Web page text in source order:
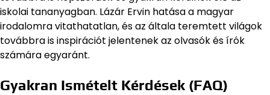
iskolai tananyagban. Lázár Ervin hatása a magyar
irodalomra vitathatatlan, és az általa teremtett világok
továbbra is inspirációt jelentenek az olvasók és írók
számára egyaránt.
Gyakran Ismételt Kérdések (FAQ)